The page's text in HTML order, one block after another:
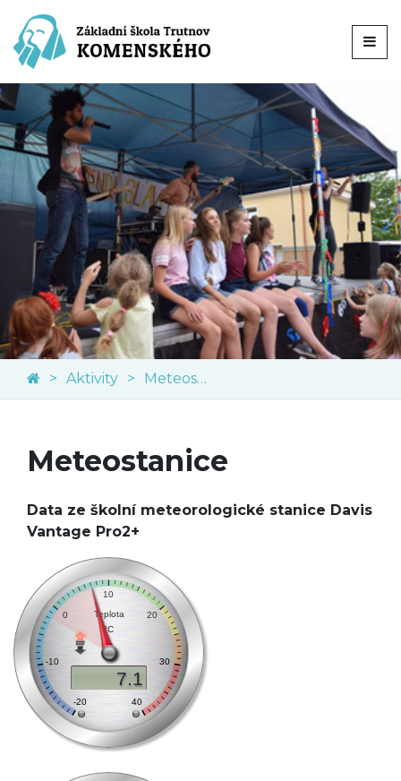
Aktivity Meteostanice
Meteostanice
Data ze školní meteorologické stanice Davis
Vantage Pro2+